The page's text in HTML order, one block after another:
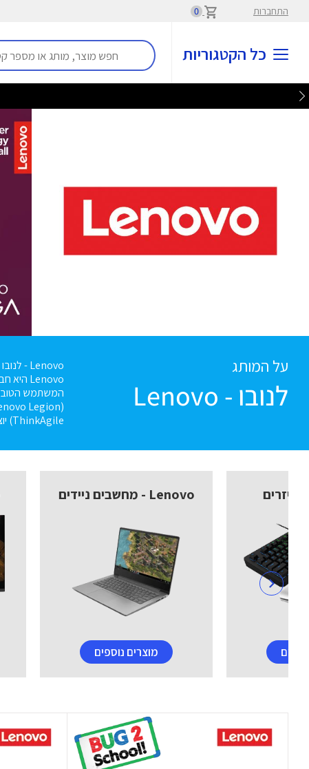
התחברות 0
כל הקטגוריות
על המותג
לנובו - Lenovo
Lenovo - לנובו
ThinkAgile) יוצרים את היכולות ואת כוח המחשוב המשנים את פני העסקים והחברה. Lenovo פועלת כדי לעודד את השונות ולבנות עתיד חכם שבו כולנו נוכל לשגשג.
Lenovo - מחשבים ניידים
מוצרים נוספים